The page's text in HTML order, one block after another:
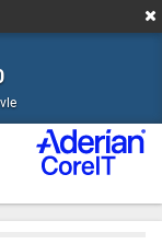
Kasthallen,
Gävle